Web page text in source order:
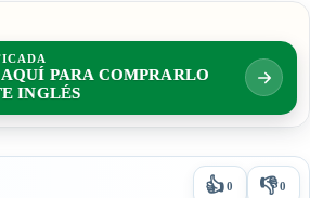
PARA COMPRARLO
INGLÉS
👍0 👎0